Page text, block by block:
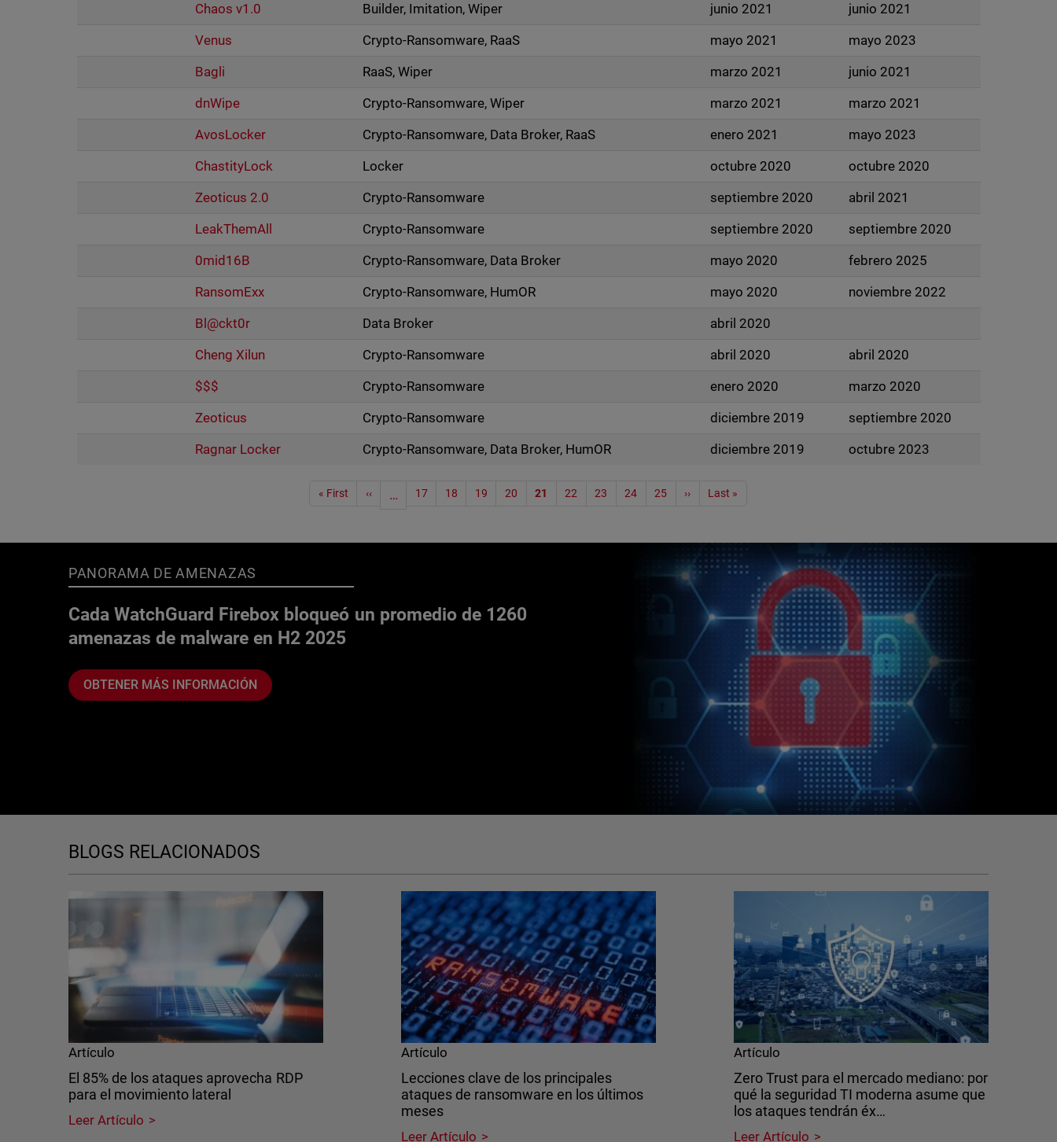
Chaos v1.0 Builder, Imitation, Wiper junio 2021
junio 2021
Venus
Crypto-Ransomware, RaaS mayo 2021
mayo 2023
Bagli
RaaS, Wiper marzo 2021
junio 2021
dnWipe
Crypto-Ransomware, Wiper marzo 2021
marzo 2021
AvosLocker
Crypto-Ransomware, Data Broker, RaaS enero 2021
mayo 2023
ChastityLock
Locker octubre 2020
octubre 2020
Zeoticus 2.0
Crypto-Ransomware septiembre 2020
abril 2021
LeakThemAll
Crypto-Ransomware septiembre 2020
septiembre 2020
0mid16B
Crypto-Ransomware, Data Broker mayo 2020
febrero 2025
RansomExx
Crypto-Ransomware, HumOR mayo 2020
noviembre 2022
Bl@ckt0r
Data Broker
abril 2020
Cheng Xilun
Crypto-Ransomware abril 2020
abril 2020
$$$
Crypto-Ransomware enero 2020
marzo 2020
Zeoticus
Crypto-Ransomware diciembre 2019
septiembre 2020
Ragnar Locker
Crypto-Ransomware, Data Broker, HumOR diciembre 2019 octubre 2023
« First ‹‹ … 17 18 19 20 21 22 23 24 25 ›› Last »
PANORAMA DE AMENAZAS
Cada WatchGuard Firebox bloqueó un promedio de 1260
amenazas de malware en H2 2025
OBTENER MÁS INFORMACIÓN
BLOGS RELACIONADOS
Artículo
El 85% de los ataques aprovecha RDP
para el movimiento lateral
Leer Artículo
Artículo
Lecciones clave de los principales
ataques de ransomware en los últimos
meses
Leer Artículo
Artículo
Zero Trust para el mercado mediano: por
qué la seguridad TI moderna asume que
los ataques tendrán éx…
Leer Artículo